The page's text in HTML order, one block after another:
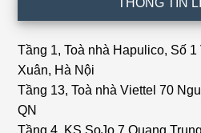
Tầng 1, Toà nhà Hapulico, Số
Xuân, Hà Nội
Tầng 13, Toà nhà Viettel 70
QN
Tầng 4, KS SoJo,7 Quang